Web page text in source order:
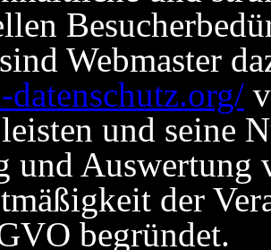
Webmaster
datenschutz.org/
und seine
und Auswertung
der
begründet.